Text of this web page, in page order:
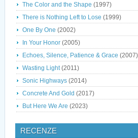
The Color and the Shape (1997)
There is Nothing Left to Lose (1999)
One By One (2002)
In Your Honor (2005)
Echoes, Silence, Patience & Grace (2007)
Wasting Light(2011)
Sonic Highways (2014)
Concrete And Gold (2017)
But Here We Are (2023)
RECENZE